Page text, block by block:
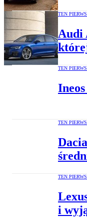
TEN
Audi
TEN
TEN
TEN
i